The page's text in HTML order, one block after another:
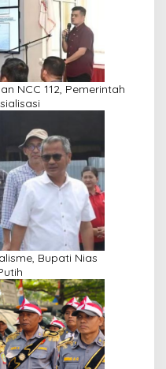
NCC 112, Pemerintah
Bupati Nias